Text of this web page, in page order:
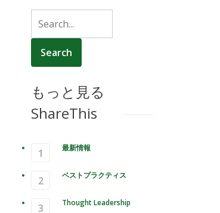
もっと見る
ShareThis
最新情報
ベストプラクティス
Thought Leadership